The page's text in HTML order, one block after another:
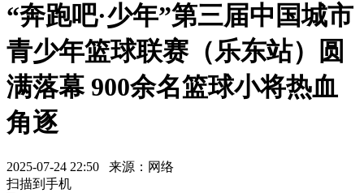
“奔跑吧·少年”第三届中国城市
青少年篮球联赛（乐东站）圆
满落幕 900余名篮球小将热血
角逐
2025-07-24 22:50 来源：网络
扫描到手机